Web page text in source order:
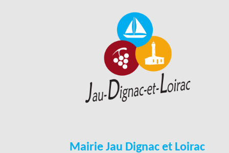
Mairie Jau Dignac et Loirac